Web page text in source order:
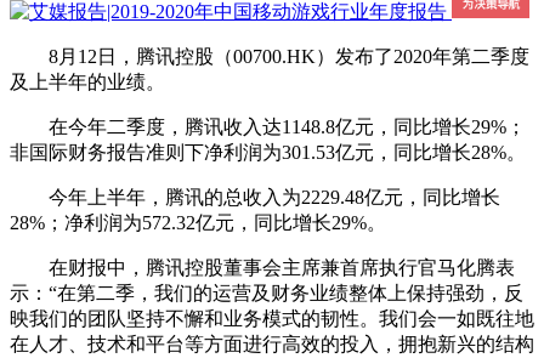
8月12日，腾讯控股（00700.HK）发布了2020年第二季度
及上半年的业绩。
在今年二季度，腾讯收入达1148.8亿元，同比增长29%；
非国际财务报告准则下净利润为301.53亿元，同比增长28%。
今年上半年，腾讯的总收入为2229.48亿元，同比增长
28%；净利润为572.32亿元，同比增长29%。
在财报中，腾讯控股董事会主席兼首席执行官马化腾表
示：“在第二季，我们的运营及财务业绩整体上保持强劲，反
映我们的团队坚持不懈和业务模式的韧性。我们会一如既往地
在人才、技术和平台等方面进行高效的投入，拥抱新兴的结构